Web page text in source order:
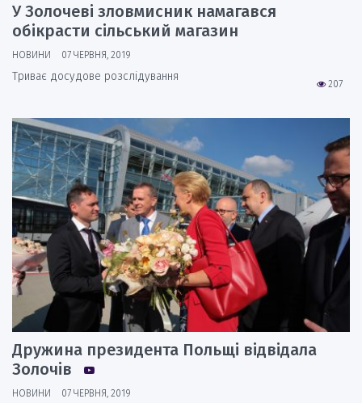
У Золочеві зловмисник намагався
обікрасти сільський магазин
НОВИНИ 07 ЧЕРВНЯ, 2019
207
Триває досудове розслідування
Дружина президента Польщі відвідала
Золочів
НОВИНИ 07 ЧЕРВНЯ, 2019